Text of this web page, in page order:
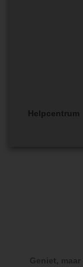
Helpcentrum
Geniet,